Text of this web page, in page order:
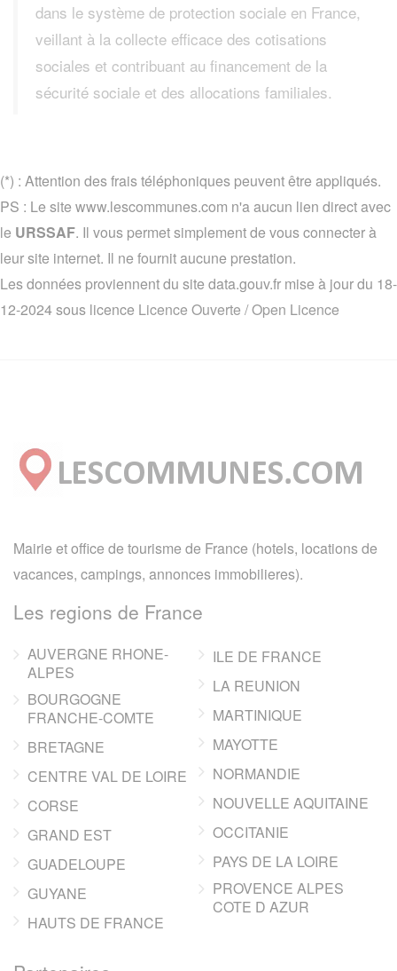
dans le système de protection sociale en France,
veillant à la collecte efficace des cotisations
sociales et contribuant au financement de la
sécurité sociale et des allocations familiales.
(*) : Attention des frais téléphoniques peuvent être appliqués.
PS : Le site www.lescommunes.com n'a aucun lien direct avec
le URSSAF. Il vous permet simplement de vous connecter à
leur site internet. Il ne fournit aucune prestation.
Les données proviennent du site data.gouv.fr mise à jour du 18-
12-2024 sous licence Licence Ouverte / Open Licence
Mairie et office de tourisme de France (hotels, locations de
vacances, campings, annonces immobilieres).
Les regions de France
AUVERGNE RHONE-
ALPES
BOURGOGNE
FRANCHE-COMTE
BRETAGNE
CENTRE VAL DE LOIRE
CORSE
GRAND EST
GUADELOUPE
GUYANE
HAUTS DE FRANCE
ILE DE FRANCE
LA REUNION
MARTINIQUE
MAYOTTE
NORMANDIE
NOUVELLE AQUITAINE
OCCITANIE
PAYS DE LA LOIRE
PROVENCE ALPES
COTE D AZUR